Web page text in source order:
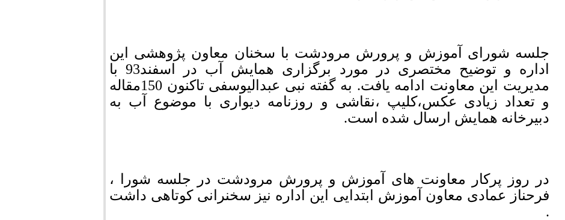
جلسه شورای آموزش و پرورش مرودشت با سخنان معاون پژوهشی این
اداره و توضیح مختصری در مورد برگزاری همایش آب در اسفند93 با
مدیریت این معاونت ادامه یافت. به گفته نبی عبدالیوسفی تاکنون 150مقاله
و تعداد زیادی عکس،کلیپ ،نقاشی و روزنامه دیواری با موضوع آب به
دبیرخانه همایش ارسال شده است.
در روز پرکار معاونت های آموزش و پرورش مرودشت در جلسه شورا ،
فرحناز عمادی معاون آموزش ابتدایی این اداره نیز سخنرانی کوتاهی داشت
.